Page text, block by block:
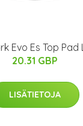
Evo Es Top Pad L
20.31 GBP
LISÄTIETOJA